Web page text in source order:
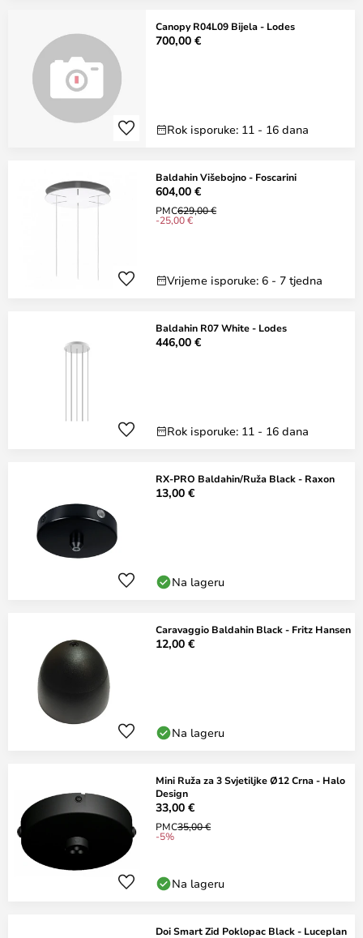
Canopy R04L09 Bijela - Lodes
700,00 €
Rok isporuke: 11 - 16 dana
Baldahin Višebojno - Foscarini
604,00 €
PMC629,00 €
-25,00 €
Vrijeme isporuke: 6 - 7 tjedna
Baldahin R07 White - Lodes
446,00 €
Rok isporuke: 11 - 16 dana
RX-PRO Baldahin/Ruža Black - Raxon
13,00 €
Na lageru
Caravaggio Baldahin Black - Fritz Hansen
12,00 €
Na lageru
Mini Ruža za 3 Svjetiljke Ø12 Crna - Halo
Design
33,00 €
PMC35,00 €
-5%
Na lageru
Doi Smart Zid Poklopac Black - Luceplan